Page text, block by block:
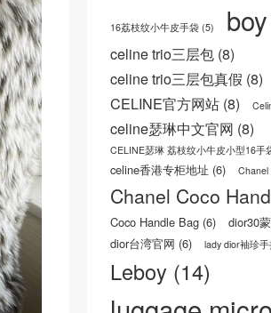
16荔枝纹小牛皮手袋 (5) boy
celine trio三层包 (8)
celine trio三层包真假 (8)
CELINE官方网站 (8)
celine瑟琳中文官网 (8)
CELINE瑟琳 荔枝纹小牛皮小型16手
celine香港专柜地址 (6) Chanel
Chanel Coco
Coco Handle Bag (6) dior30
dior台湾官网 (6) lady dior袖珍
Leboy (14)